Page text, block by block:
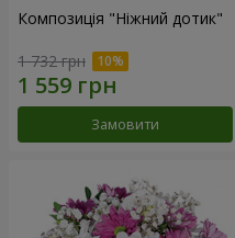
Композиція "Ніжний дотик"
1 732 грн
Замовити